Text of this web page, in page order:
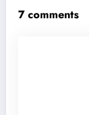
7 comments